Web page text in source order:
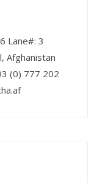
Lane#: 3
Afghanistan
(0) 777 202